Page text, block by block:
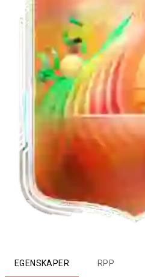
EGENSKAPER RPP